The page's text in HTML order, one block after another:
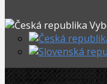
REMS
20mm, R75